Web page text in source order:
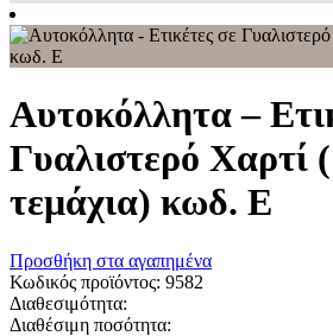
Αυτοκόλλητα –
Γυαλιστερό Χαρτί
τεμάχια) κωδ. E
Προσθήκη στα αγαπημένα
Κωδικός προϊόντος: 9582
Διαθεσιμότητα:
Διαθέσιμη ποσότητα: